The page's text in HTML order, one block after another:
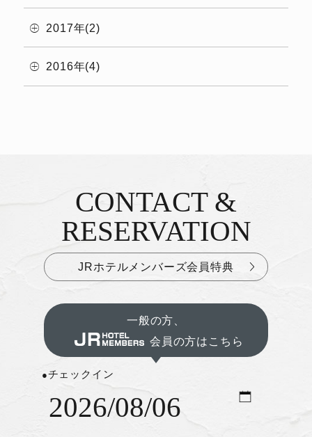
2017年(2)
2016年(4)
お問い合わせ&ご予約
CONTACT &
RESERVATION
JRホテルメンバーズ会員特典
一般の方、
会員の方はこちら
チェックイン